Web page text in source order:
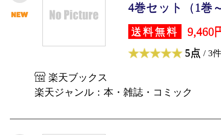
4巻セット（1巻
送料無料 9,460
5点 / 3件
楽天ブックス
楽天ジャンル：本・雑誌・コミック